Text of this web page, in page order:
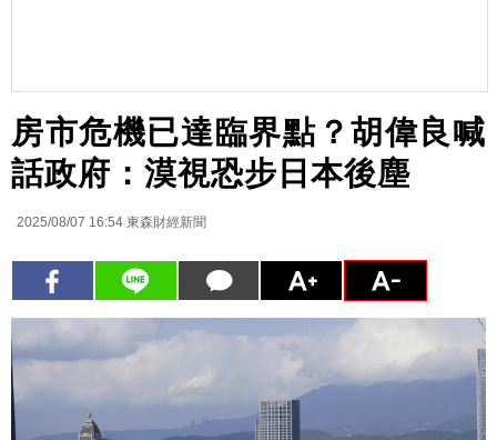
房市危機已達臨界點？胡偉良喊
話政府：漠視恐步日本後塵
2025/08/07 16:54 東森財經新聞